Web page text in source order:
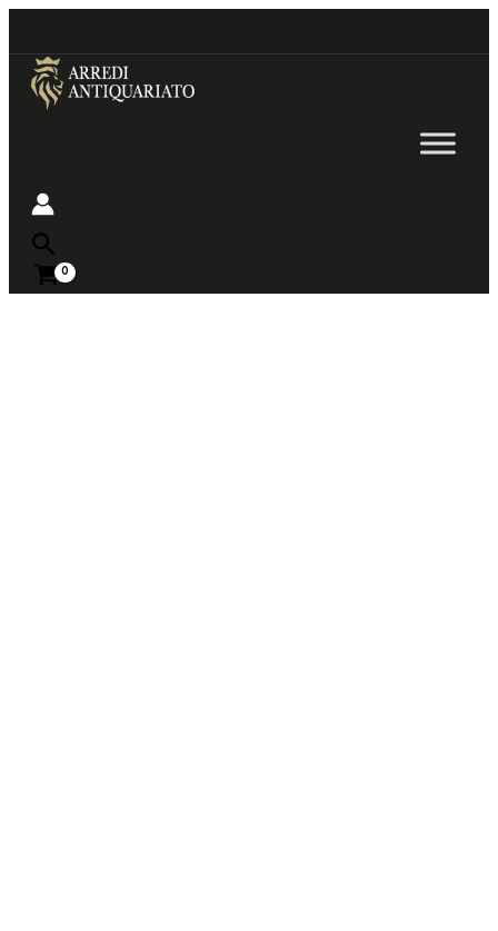
to
content
Near